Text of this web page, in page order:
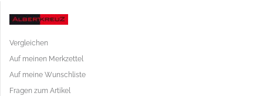
Vergleichen
Auf meinen Merkzettel
Auf meine Wunschliste
Fragen zum Artikel